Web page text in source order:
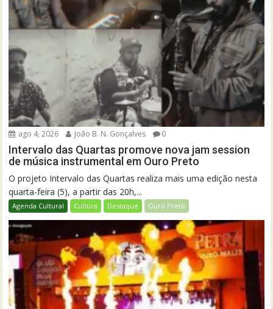
ago 4, 2026 João B. N. Gonçalves 0
Intervalo das Quartas promove nova jam session
de música instrumental em Ouro Preto
O projeto Intervalo das Quartas realiza mais uma edição nesta
quarta-feira (5), a partir das 20h,...
Agenda Cultural Cultura Destaque Ouro Preto